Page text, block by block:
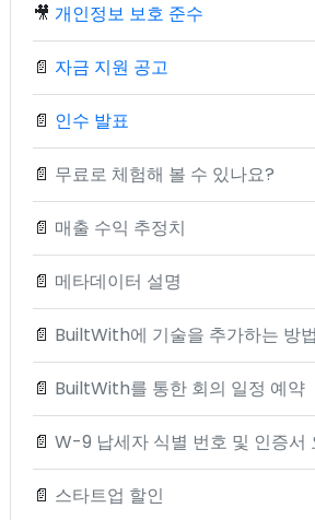
🎥 개인정보 보호 준수
📄 자금 지원 공고
📄 인수 발표
📄 무료로 체험해 볼 수 있나요?
📄 매출 수익 추정치
📄 메타데이터 설명
📄 BuiltWith에 기술을 추가하는 방법
📄 BuiltWith를 통한 회의 일정 예약
📄 W-9 납세자 식별 번호 및 인증서
📄 스타트업 할인